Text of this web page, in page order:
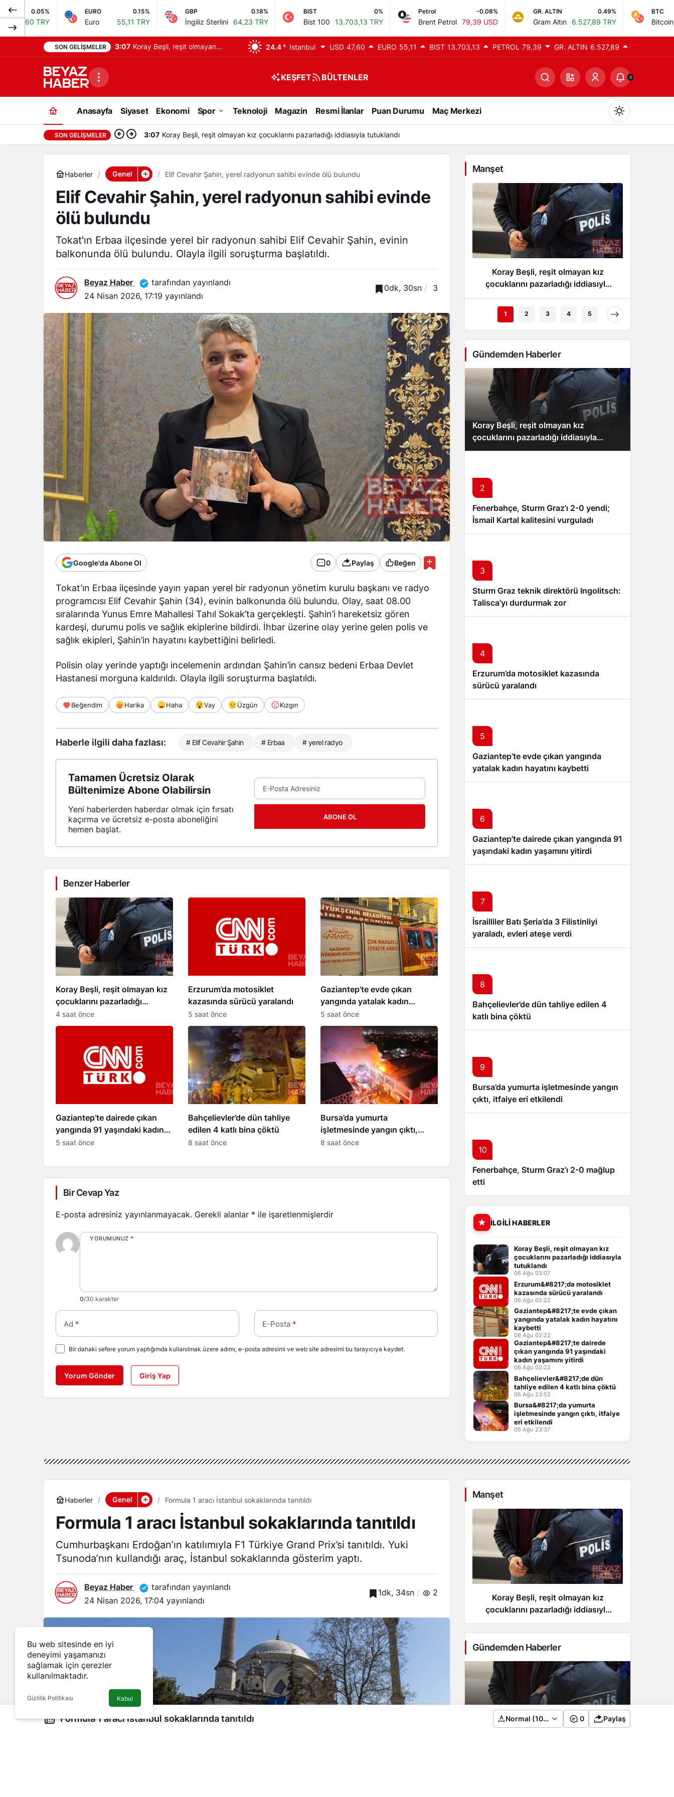
EURO 0.15%
Euro 55,11 TRY
GBP
İngiliz Sterlini 64,23 TRY
BIST
Bist 100 13.703,13 TRY
Petrol -0.08%
Brent Petrol 79,39 USD
GR. ALTIN 0.49%
Gram Altın 6.527,89 TRY
BTC 0%
Bitcoin 0,00 TRY
SON GELIŞMELER 3:07 Koray Beşli, reşit olmayan 24.4 ° Istanbul USD 47,60 EURO 55,11 BIST 13.703,13 PETROL 79,39 GR. ALTIN 6.527,89
KEŞFET BÜLTENLER 0
Anasayfa Siyaset Ekonomi Spor Teknoloji Magazin Resmi İlanlar Puan Durumu Maç Merkezi
Gündüz Modu
Gündüz modunu seçin.
Gece Modu
Gece modunu seçin.
Sistem Modu
Sistem modunu seçin.
SON GELIŞMELER 3:07 Koray Beşli, reşit olmayan kız çocuklarını pazarladığı iddiasıyla tutuklandı
Haberler Genel Elif Cevahir Şahin, yerel radyonun sahibi evinde ölü bulundu
Elif Cevahir Şahin, yerel radyonun sahibi evinde
ölü bulundu
Tokat'ın Erbaa ilçesinde yerel bir radyonun sahibi Elif Cevahir Şahin, evinin
balkonunda ölü bulundu. Olayla ilgili soruşturma başlatıldı.
Beyaz Haber
tarafından yayınlandı
24 Nisan 2026, 17:19 yayınlandı
0dk, 30sn 3
Google'da Abone Ol 0 Paylaş Beğen
Tokat’ın Erbaa ilçesinde yayın yapan yerel bir radyonun yönetim kurulu başkanı ve radyo
programcısı Elif Cevahir Şahin (34), evinin balkonunda ölü bulundu. Olay, saat 08.00
sıralarında Yunus Emre Mahallesi Tahıl Sokak’ta gerçekleşti. Şahin’i hareketsiz gören
kardeşi, durumu polis ve sağlık ekiplerine bildirdi. İhbar üzerine olay yerine gelen polis ve
sağlık ekipleri, Şahin’in hayatını kaybettiğini belirledi.
Polisin olay yerinde yaptığı incelemenin ardından Şahin’in cansız bedeni Erbaa Devlet
Hastanesi morguna kaldırıldı. Olayla ilgili soruşturma başlatıldı.
Beğendim Harika Haha Vay Üzgün Kızgın
Haberle ilgili daha fazlası: # Elif Cevahir Şahin # Erbaa # yerel radyo
Tamamen Ücretsiz Olarak
Bültenimize Abone Olabilirsin
Yeni haberlerden haberdar olmak için fırsatı
kaçırma ve ücretsiz e-posta aboneliğini
hemen başlat.
ABONE OL
Benzer Haberler
Koray Beşli, reşit olmayan kız
çocuklarını pazarladığı
iddiasıyla tutuklandı
4 saat önce
Erzurum’da motosiklet
kazasında sürücü yaralandı
5 saat önce
Gaziantep’te evde çıkan
yangında yatalak kadın
hayatını kaybetti
5 saat önce
Gaziantep’te dairede çıkan
yangında 91 yaşındaki kadın
yaşamını yitirdi
5 saat önce
Bahçelievler’de dün tahliye
edilen 4 katlı bina çöktü
8 saat önce
Bursa’da yumurta
işletmesinde yangın çıktı,
itfaiye eri etkilendi
8 saat önce
Bir Cevap Yaz
E-posta adresiniz yayınlanmayacak. Gerekli alanlar * ile işaretlenmişlerdir
YORUMUNUZ *
0/30 karakter
Ad * E-Posta *
Bir dahaki sefere yorum yaptığımda kullanılmak üzere adımı, e-posta adresimi ve web site adresimi bu tarayıcıya kaydet.
Yorum Gönder Giriş Yap
Manşet
Koray Beşli, reşit olmayan kız
çocuklarını pazarladığı iddiasıyla
tutuklandı
1 2 3 4 5
Gündemden Haberler
Koray Beşli, reşit olmayan kız
çocuklarını pazarladığı iddiasıyla
tutuklandı
2
Fenerbahçe, Sturm Graz’ı 2-0 yendi;
İsmail Kartal kalitesini vurguladı
3
Sturm Graz teknik direktörü Ingolitsch:
Talisca’yı durdurmak zor
4
Erzurum’da motosiklet kazasında
sürücü yaralandı
5
Gaziantep’te evde çıkan yangında
yatalak kadın hayatını kaybetti
6
Gaziantep’te dairede çıkan yangında 91
yaşındaki kadın yaşamını yitirdi
7
İsrailliler Batı Şeria’da 3 Filistinliyi
yaraladı, evleri ateşe verdi
8
Bahçelievler’de dün tahliye edilen 4
katlı bina çöktü
9
Bursa’da yumurta işletmesinde yangın
çıktı, itfaiye eri etkilendi
10
Fenerbahçe, Sturm Graz’ı 2-0 mağlup
etti
İLGILI HABERLER
Koray Beşli, reşit olmayan kız
çocuklarını pazarladığı iddiasıyla
tutuklandı
06 Ağu 03:07
Erzurum&#8217;da motosiklet
kazasında sürücü yaralandı
06 Ağu 02:22
Gaziantep&#8217;te evde çıkan
yangında yatalak kadın hayatını
kaybetti
06 Ağu 02:22
Gaziantep&#8217;te dairede
çıkan yangında 91 yaşındaki
kadın yaşamını yitirdi
06 Ağu 02:22
Bahçelievler&#8217;de dün
tahliye edilen 4 katlı bina çöktü
05 Ağu 23:52
Bursa&#8217;da yumurta
işletmesinde yangın çıktı, itfaiye
eri etkilendi
05 Ağu 23:37
Haberler Genel Formula 1 aracı İstanbul sokaklarında tanıtıldı
Formula 1 aracı İstanbul sokaklarında tanıtıldı
Cumhurbaşkanı Erdoğan’ın katılımıyla F1 Türkiye Grand Prix’si tanıtıldı. Yuki
Tsunoda’nın kullandığı araç, İstanbul sokaklarında gösterim yaptı.
Beyaz Haber
tarafından yayınlandı
24 Nisan 2026, 17:04 yayınlandı
1dk, 34sn 2
Formula 1 aracı İstanbul sokaklarında tanıtıldı Normal (100%) 0 Paylaş
Manşet
Koray Beşli, reşit olmayan kız
çocuklarını pazarladığı iddiasıyla
Gündemden Haberler
Koray Beşli, reşit olmayan kız
çocuklarını pazarladığı iddiasıyla
Bu web sitesinde en iyi
deneyimi yaşamanızı
sağlamak için çerezler
kullanılmaktadır.
Gizlilik Politikası Kabul